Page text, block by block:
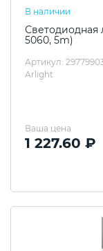
В наличии
Светодиодная
5060, 5m)
Артикул:
Arlight
Ваша цена
1 227.60 ₽